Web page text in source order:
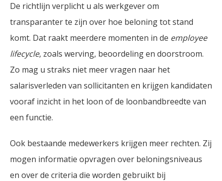
De richtlijn verplicht u als werkgever om
transparanter te zijn over hoe beloning tot stand
komt. Dat raakt meerdere momenten in de employee
lifecycle, zoals werving, beoordeling en doorstroom.
Zo mag u straks niet meer vragen naar het
salarisverleden van sollicitanten en krijgen kandidaten
vooraf inzicht in het loon of de loonbandbreedte van
een functie.
Ook bestaande medewerkers krijgen meer rechten. Zij
mogen informatie opvragen over beloningsniveaus
en over de criteria die worden gebruikt bij